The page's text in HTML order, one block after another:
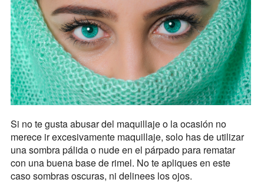
Si no te gusta abusar del maquillaje o la ocasión no
merece ir excesivamente maquillaje, solo has de utilizar
una sombra pálida o nude en el párpado para rematar
con una buena base de rimel. No te apliques en este
caso sombras oscuras, ni delinees los ojos.